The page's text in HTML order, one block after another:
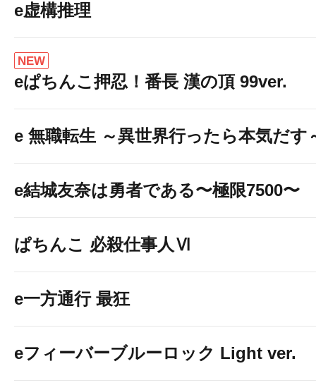
e虚構推理
NEW
eぱちんこ押忍！番長 漢の頂 99ver.
e 無職転生 ～異世界行ったら本気だす
e結城友奈は勇者である〜極限7500〜
ぱちんこ 必殺仕事人Ⅵ
e一方通行 最狂
eフィーバーブルーロック Light ver.